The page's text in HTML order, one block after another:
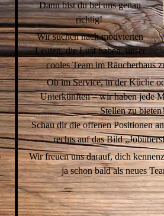
Dann bist du bei uns genau
richtig!
Wir suchen nach motivierten
Leuten, die Lust haben, unser
cooles Team im Räucherhaus
Ob im Service, in der Küche
Unterkünften – wir haben jede
Stellen zu
Schau dir die offenen Positionen
rechts auf das Bild
Wir freuen uns darauf, dich
ja schon bald als neues